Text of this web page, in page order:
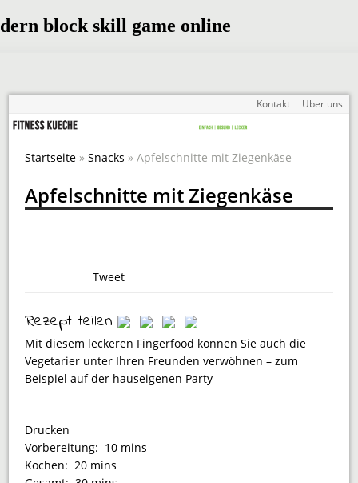
Kontakt Über uns
Startseite »Snacks » Apfelschnitte mit Ziegenkäse
Apfelschnitte mit Ziegenkäse
Tweet
Rezept teilen
Mit diesem leckeren Fingerfood können Sie auch die
Vegetarier unter Ihren Freunden verwöhnen – zum
Beispiel auf der hauseigenen Party
Drucken
Vorbereitung: 10 mins
Kochen: 20 mins